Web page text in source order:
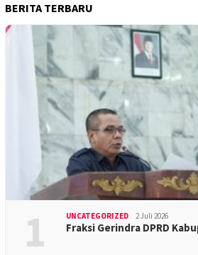
BERITA TERBARU
1 UNCATEGORIZED 2 Juli 2026
Fraksi Gerindra DPRD